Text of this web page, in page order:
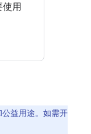
使用
益用途。如需开